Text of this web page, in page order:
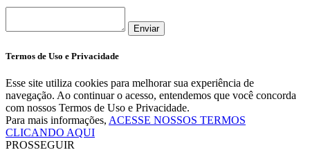
Enviar
Termos de Uso e Privacidade
Esse site utiliza cookies para melhorar sua experiência de
navegação. Ao continuar o acesso, entendemos que você concorda
com nossos Termos de Uso e Privacidade.
Para mais informações, ACESSE NOSSOS TERMOS
CLICANDO AQUI
PROSSEGUIR